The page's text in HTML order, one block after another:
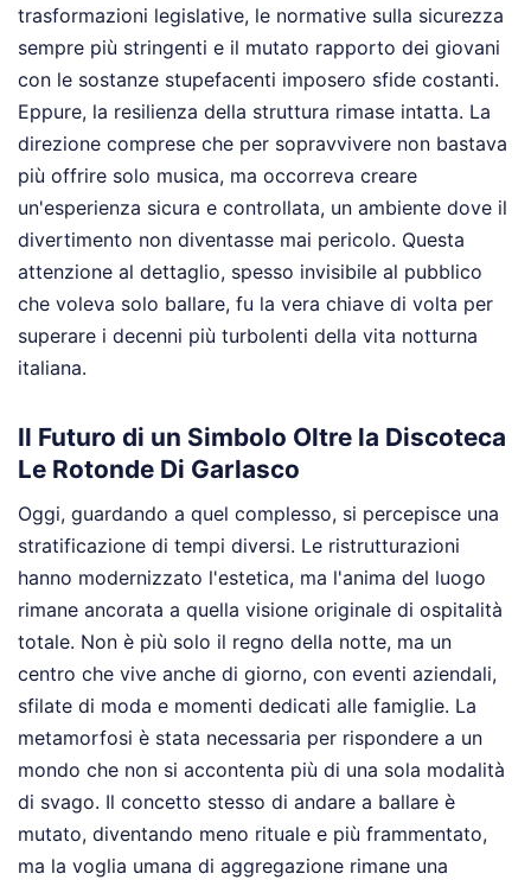
trasformazioni legislative, le normative sulla sicurezza
sempre più stringenti e il mutato rapporto dei giovani
con le sostanze stupefacenti imposero sfide costanti.
Eppure, la resilienza della struttura rimase intatta. La
direzione comprese che per sopravvivere non bastava
più offrire solo musica, ma occorreva creare
un'esperienza sicura e controllata, un ambiente dove il
divertimento non diventasse mai pericolo. Questa
attenzione al dettaglio, spesso invisibile al pubblico
che voleva solo ballare, fu la vera chiave di volta per
superare i decenni più turbolenti della vita notturna
italiana.
Il Futuro di un Simbolo Oltre la Discoteca
Le Rotonde Di Garlasco
Oggi, guardando a quel complesso, si percepisce una
stratificazione di tempi diversi. Le ristrutturazioni
hanno modernizzato l'estetica, ma l'anima del luogo
rimane ancorata a quella visione originale di ospitalità
totale. Non è più solo il regno della notte, ma un
centro che vive anche di giorno, con eventi aziendali,
sfilate di moda e momenti dedicati alle famiglie. La
metamorfosi è stata necessaria per rispondere a un
mondo che non si accontenta più di una sola modalità
di svago. Il concetto stesso di andare a ballare è
mutato, diventando meno rituale e più frammentato,
ma la voglia umana di aggregazione rimane una